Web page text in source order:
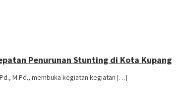
Penurunan Stunting di Kota Kupang
M.Pd., membuka kegiatan kegiatan […]